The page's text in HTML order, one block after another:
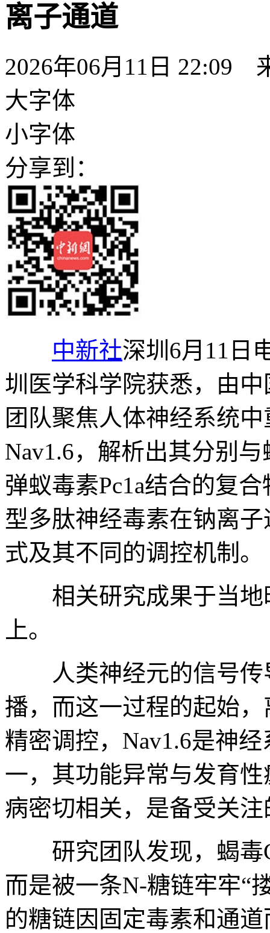
离子通道
2026年06月11日 22:09
大字体
小字体
分享到：
中新社深圳6月11日
圳医学科学院获悉，由
团队聚焦人体神经系统
Nav1.6，解析出其分别
弹蚁毒素Pc1a结合的复
型多肽神经毒素在钠离
式及其不同的调控机制。
相关研究成果于当地
上。
人类神经元的信号传
播，而这一过程的起始
精密调控，Nav1.6是神
一，其功能异常与发育
病密切相关，是备受关
研究团队发现，蝎毒
而是被一条N-糖链牢牢“
的糖链因固定毒素和通